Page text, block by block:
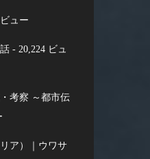
ュー
- 20,224 ビュ
考察 ～都市伝
ア）｜ウワサ